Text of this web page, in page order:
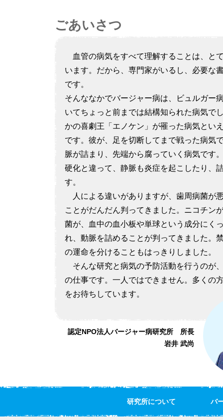
ごあいさつ
血管の病気をすべて理解することは、と
います。だから、専門家がいるし、必要な
です。
そんななかでバージャー病は、ビュルガー
いてちょっと前までは結構知られた病気で
かの喜劇王「エノケン」が罹った病気とい
です。彼が、足を切断してまで戦った病気
脈が詰まり、先端から腐っていく病気です
硬化と違って、静脈も炎症を起こしたり、
す。
人による違いがありますが、歯周病菌が
ことがだんだん判ってきました。ニコチン
菌が、血中の血小板や単球という成分にく
れ、動脈を詰めることが判ってきました。
の運命を分けることもはっきりしました。
そんな研究と病気の予防活動を行うのが
の仕事です。一人ではできません。多くの
をお待ちしています。
認定NPO法人バージャー病研究所 所長
岩井 武尚
研究所について バ